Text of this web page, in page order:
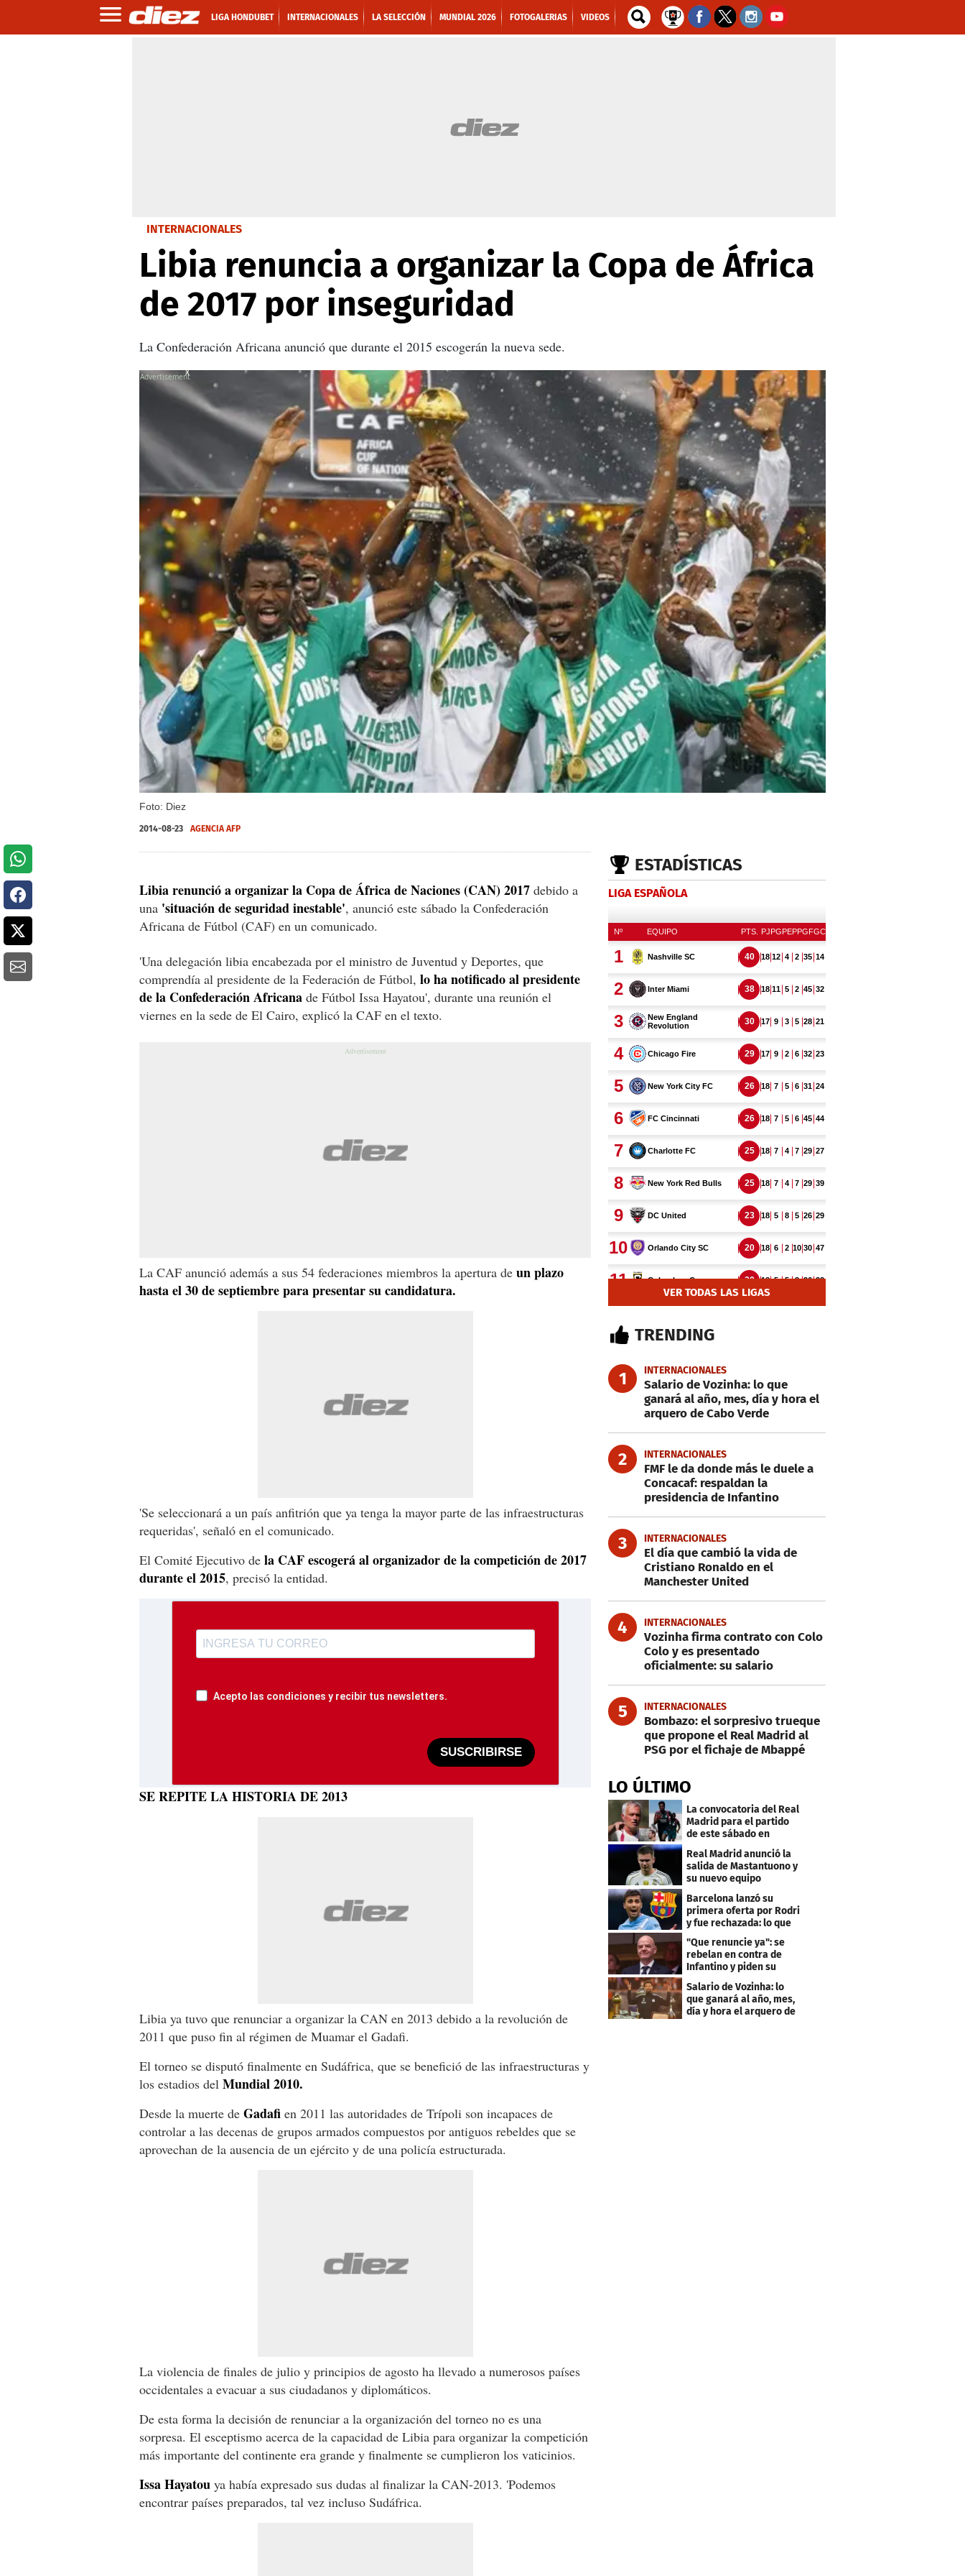
LIGA HONDUBET INTERNACIONALES LA SELECCIÓN MUNDIAL 2026 FOTOGALERIAS VIDEOS
INTERNACIONALES
Libia renuncia a organizar la Copa de África
de 2017 por inseguridad
La Confederación Africana anunció que durante el 2015 escogerán la nueva sede.
Foto: Diez
X
2014-08-23 AGENCIA AFP
Libia renunció a organizar la Copa de África de Naciones (CAN) 2017 debido a
una 'situación de seguridad inestable', anunció este sábado la Confederación
Africana de Fútbol (CAF) en un comunicado.
'Una delegación libia encabezada por el ministro de Juventud y Deportes, que
comprendía al presidente de la Federación de Fútbol, lo ha notificado al presidente
de la Confederación Africana de Fútbol Issa Hayatou', durante una reunión el
viernes en la sede de El Cairo, explicó la CAF en el texto.
La CAF anunció además a sus 54 federaciones miembros la apertura de un plazo
hasta el 30 de septiembre para presentar su candidatura.
'Se seleccionará a un país anfitrión que ya tenga la mayor parte de las infraestructuras
requeridas', señaló en el comunicado.
El Comité Ejecutivo de la CAF escogerá al organizador de la competición de 2017
durante el 2015, precisó la entidad.
Acepto las condiciones y recibir tus newsletters.
SUSCRIBIRSE
SE REPITE LA HISTORIA DE 2013
Libia ya tuvo que renunciar a organizar la CAN en 2013 debido a la revolución de
2011 que puso fin al régimen de Muamar el Gadafi.
El torneo se disputó finalmente en Sudáfrica, que se benefició de las infraestructuras y
los estadios del Mundial 2010.
Desde la muerte de Gadafi en 2011 las autoridades de Trípoli son incapaces de
controlar a las decenas de grupos armados compuestos por antiguos rebeldes que se
aprovechan de la ausencia de un ejército y de una policía estructurada.
La violencia de finales de julio y principios de agosto ha llevado a numerosos países
occidentales a evacuar a sus ciudadanos y diplomáticos.
De esta forma la decisión de renunciar a la organización del torneo no es una
sorpresa. El esceptismo acerca de la capacidad de Libia para organizar la competición
más importante del continente era grande y finalmente se cumplieron los vaticinios.
Issa Hayatou ya había expresado sus dudas al finalizar la CAN-2013. 'Podemos
encontrar países preparados, tal vez incluso Sudáfrica.
ESTADÍSTICAS
LIGA ESPAÑOLA
VER TODAS LAS LIGAS
TRENDING
1 INTERNACIONALES
Salario de Vozinha: lo que
ganará al año, mes, día y hora el
arquero de Cabo Verde
2 INTERNACIONALES
FMF le da donde más le duele a
Concacaf: respaldan la
presidencia de Infantino
3 INTERNACIONALES
El día que cambió la vida de
Cristiano Ronaldo en el
Manchester United
4 INTERNACIONALES
Vozinha firma contrato con Colo
Colo y es presentado
oficialmente: su salario
5 INTERNACIONALES
Bombazo: el sorpresivo trueque
que propone el Real Madrid al
PSG por el fichaje de Mbappé
LO ÚLTIMO
La convocatoria del Real
Madrid para el partido
de este sábado en
Budapest
Real Madrid anunció la
salida de Mastantuono y
su nuevo equipo
Barcelona lanzó su
primera oferta por Rodri
y fue rechazada: lo que
"Que renuncie ya": se
rebelan en contra de
Infantino y piden su
salida de la FIFA
Salario de Vozinha: lo
que ganará al año, mes,
día y hora el arquero de